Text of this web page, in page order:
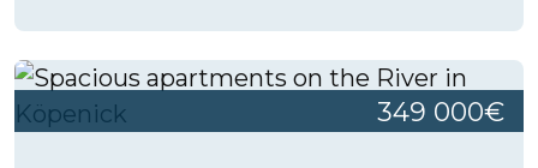
349 000€